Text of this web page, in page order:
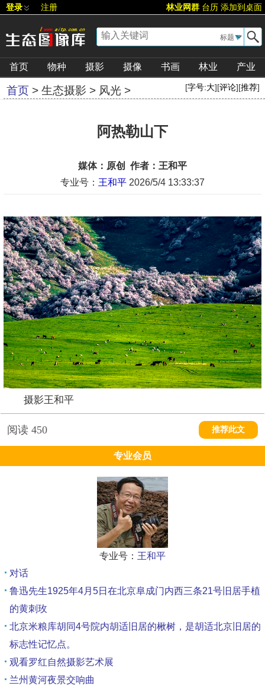
登录 注册 林业网群 台历 添加到桌面
▼
首页 物种 摄影 摄像 书画 林业 产业
首页 > 生态摄影 > 风光 > [字号:大][评论][推荐]
阿热勒山下
媒体：原创 作者：王和平
专业号： 王和平 2026/5/4 13:33:37
摄影王和平
阅读 450 推荐此文
专业会员
专业号： 王和平
对话
鲁迅先生1925年4月5日在北京阜成门内西三条21号旧居手植
的黄刺玫
北京米粮库胡同4号院内胡适旧居的楸树，是胡适北京旧居的
标志性记忆点。
观看罗红自然摄影艺术展
兰州黄河夜景交响曲